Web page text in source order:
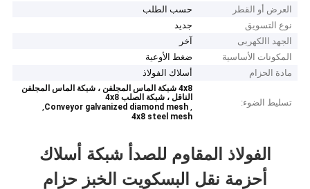
العرض أو القطر
حسب الطلب
نوع التسويق
جديد
الجهد االكهربى
آخر
المكونات الأساسية
ضغط الأوعية
مادة الحزام
أسلاك الفولاذ
تسليط الضوء:
4x8 شبكة الماس المجلفن ، شبكة الماس المجلفن
الناقل ، شبكة الصلب 4x8
,
Conveyor galvanized diamond mesh
,
4x8 steel mesh
الفولاذ المقاوم للصدأ شبكة أسلاك
أحزمة نقل البسكويت الخبز حزام